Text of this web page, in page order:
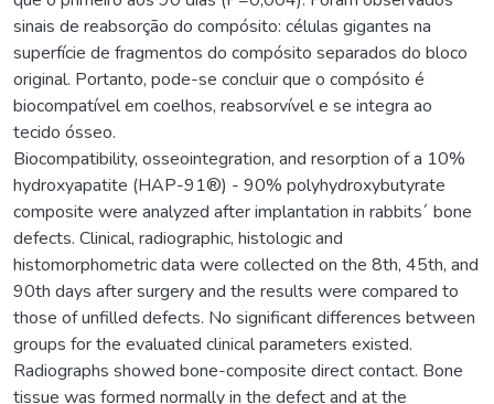
sinais de reabsorção do compósito: células gigantes na
superfície de fragmentos do compósito separados do bloco
original. Portanto, pode-se concluir que o compósito é
biocompatível em coelhos, reabsorvível e se integra ao
tecido ósseo.
Biocompatibility, osseointegration, and resorption of a 10%
hydroxyapatite (HAP-91®) - 90% polyhydroxybutyrate
composite were analyzed after implantation in rabbits´ bone
defects. Clinical, radiographic, histologic and
histomorphometric data were collected on the 8th, 45th, and
90th days after surgery and the results were compared to
those of unfilled defects. No significant differences between
groups for the evaluated clinical parameters existed.
Radiographs showed bone-composite direct contact. Bone
tissue was formed normally in the defect and at the